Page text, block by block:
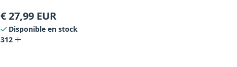
€27,99 EUR
Disponible en stock
312